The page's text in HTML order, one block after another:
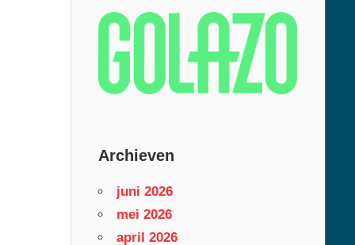
Archieven
juni 2026
mei 2026
april 2026